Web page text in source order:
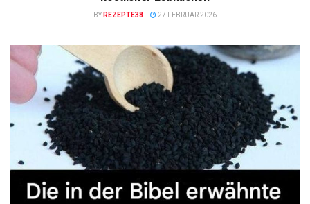
BY REZEPTE38 27 FEBRUAR 2026